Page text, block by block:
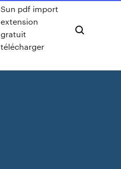
Sun pdf import
extension
gratuit
télécharger